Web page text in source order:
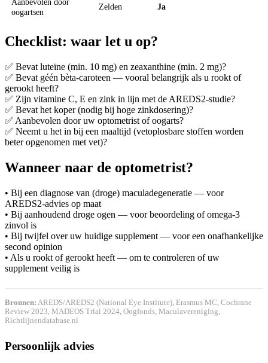
oogartsen
Zelden Ja
Checklist: waar let u op?
✅ Bevat luteïne (min. 10 mg) en zeaxanthine (min. 2 mg)?
✅ Bevat géén bèta-caroteen — vooral belangrijk als u rookt of
gerookt heeft?
✅ Zijn vitamine C, E en zink in lijn met de AREDS2-studie?
✅ Bevat het koper (nodig bij hoge zinkdosering)?
✅ Aanbevolen door uw optometrist of oogarts?
✅ Neemt u het in bij een maaltijd (vetoplosbare stoffen worden
beter opgenomen met vet)?
Wanneer naar de optometrist?
• Bij een diagnose van (droge) maculadegeneratie — voor
AREDS2-advies op maat
• Bij aanhoudend droge ogen — voor beoordeling of omega-3
zinvol is
• Bij twijfel over uw huidige supplement — voor een onafhankelijke
second opinion
• Als u rookt of gerookt heeft — om te controleren of uw
supplement veilig is
Bronnen: AREDS/AREDS2 (National Eye Institute), Erasmus MC, Cochrane
Review 2023, MADEOS Trial 2024, Oogfonds, Maculavereniging,
Richtlijnendatabase.nl
Persoonlijk advies